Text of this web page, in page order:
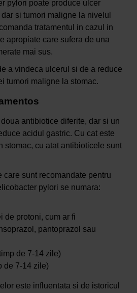
pylori poate produce ulcer
si tumori maligne la nivelul
tratamentul in cazul in
apropiate care sufera de una
mai sus.
a vindeca ulcerul si de a reduce
tumori maligne la stomac.
antibiotice diferite, dar si un
acidul gastric. Cu cat este
stomac, cu atat antibioticele sunt
care sunt recomandate pentru
pylori se numara:
de protoni, cum ar fi
pantoprazol sau
de 7-14 zile)
de 7-14 zile)
este influentata si de istoricul